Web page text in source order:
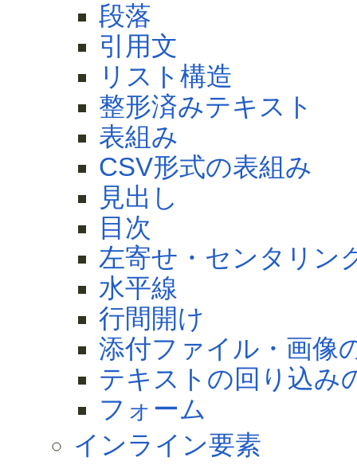
段落
引用文
リスト構造
整形済みテキスト
表組み
CSV形式の表組み
見出し
目次
左寄せ・センタリン
水平線
行間開け
添付ファイル・画像
テキストの回り込み
フォーム
インライン要素